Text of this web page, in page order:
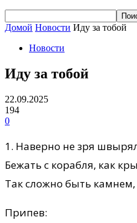
Домой Новости Иду за тобой
Новости
Иду за тобой
22.09.2025
194
0
1. Наверно не зря
Бежать с корабля, как
Так сложно быть камнем,
Припев: